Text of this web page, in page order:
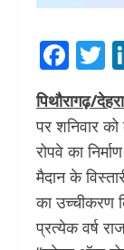
पिथौरागढ़/
पर शनिवार
रोपवे का
मैदान के
का उच्चीकरण
प्रत्येक वर्ष